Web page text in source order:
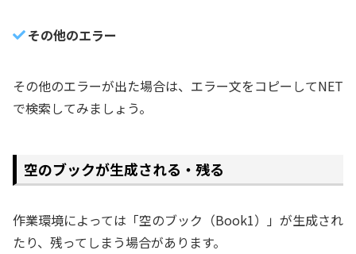
その他のエラー
その他のエラーが出た場合は、エラー文をコピーしてNET
で検索してみましょう。
空のブックが生成される・残る
作業環境によっては「空のブック（Book1）」が生成され
たり、残ってしまう場合があります。